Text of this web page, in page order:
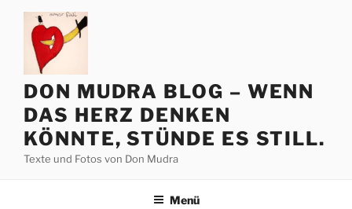
Zum
springen
DON MUDRA BLOG – WENN
DAS HERZ DENKEN
KÖNNTE, STÜNDE ES STILL.
Texte und Fotos von Don Mudra
Menü